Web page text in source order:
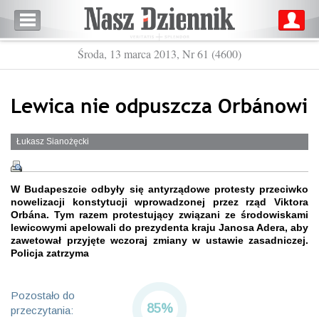
Środa, 13 marca 2013, Nr 61 (4600)
Lewica nie odpuszcza Orbánowi
Łukasz Sianożęcki
W Budapeszcie odbyły się antyrządowe protesty przeciwko
nowelizacji konstytucji wprowadzonej przez rząd Viktora
Orbána. Tym razem protestujący związani ze środowiskami
lewicowymi apelowali do prezydenta kraju Janosa Adera, aby
zawetował przyjęte wczoraj zmiany w ustawie zasadniczej.
Policja zatrzyma
Pozostało do
przeczytania:
85%